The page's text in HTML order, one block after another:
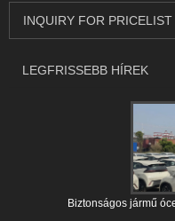
INQUIRY FOR PRICELIST
LEGFRISSEBB HÍREK
Biztonságos jármű